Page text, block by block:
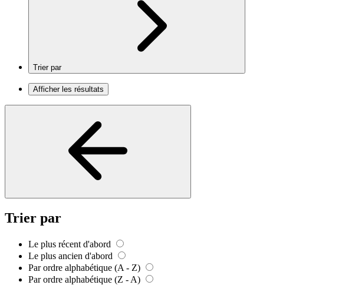
Trier par
Afficher les résultats
Trier par
Le plus récent d'abord
Le plus ancien d'abord
Par ordre alphabétique (A - Z)
Par ordre alphabétique (Z - A)